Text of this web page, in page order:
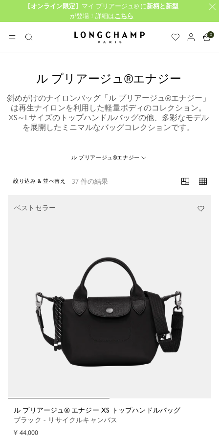
【 オンライン限定 】マイ プリアージュ® に 新柄と新型
が登場！詳細はこちら
メニュー
検
索
ロンシャン - ホーム
0
ル プリアージュ®エナジー
斜めがけのナイロンバッグ「ル プリアージュ®エナジー」
は再生ナイロンを利用した軽量ボディのコレクション。
XS～Lサイズのトップハンドルバッグの他、多彩なモデル
を展開したミニマルなバッグコレクションです。
ル プリアージュ®エナジー
37 件の結果
絞り込み & 並べ替え
ル プリアージュ® エナジー XS トップハンドルバッグ
ブラック - リサイクルキャンバス
¥ 44,000
ベストセラー